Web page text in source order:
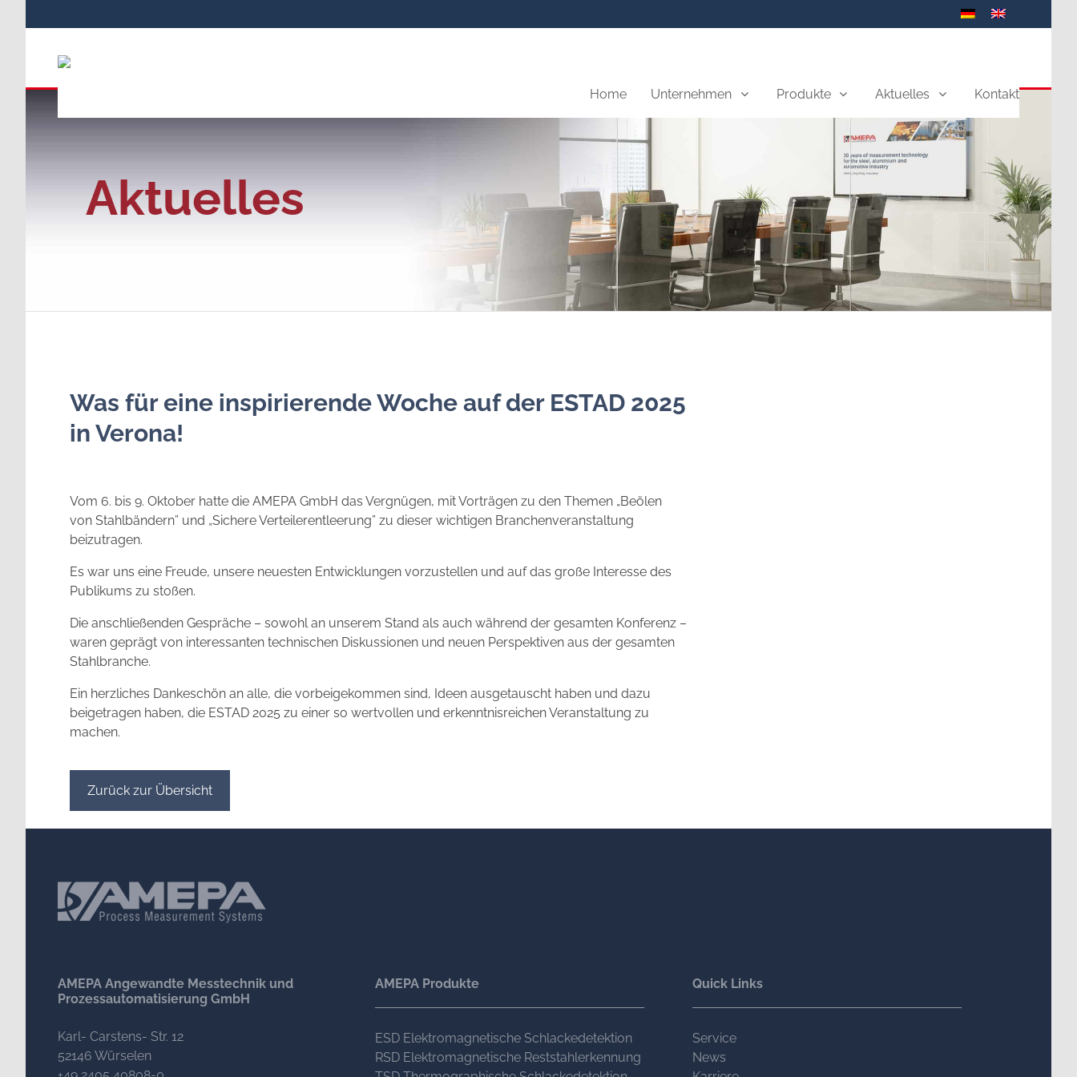
Home Unternehmen Produkte Aktuelles Kontakt
Aktuelles
Was für eine inspirierende Woche auf der ESTAD 2025
in Verona!
Vom 6. bis 9. Oktober hatte die AMEPA GmbH das Vergnügen, mit Vorträgen zu den Themen „Beölen
von Stahlbändern” und „Sichere Verteilerentleerung” zu dieser wichtigen Branchenveranstaltung
beizutragen.
Es war uns eine Freude, unsere neuesten Entwicklungen vorzustellen und auf das große Interesse des
Publikums zu stoßen.
Die anschließenden Gespräche – sowohl an unserem Stand als auch während der gesamten Konferenz –
waren geprägt von interessanten technischen Diskussionen und neuen Perspektiven aus der gesamten
Stahlbranche.
Ein herzliches Dankeschön an alle, die vorbeigekommen sind, Ideen ausgetauscht haben und dazu
beigetragen haben, die ESTAD 2025 zu einer so wertvollen und erkenntnisreichen Veranstaltung zu
machen.
Zurück zur Übersicht
AMEPA Angewandte Messtechnik und
Prozessautomatisierung GmbH
Karl- Carstens- Str. 12
52146 Würselen
AMEPA Produkte
ESD Elektromagnetische Schlackedetektion
RSD Elektromagnetische Reststahlerkennung
Quick Links
Service
News